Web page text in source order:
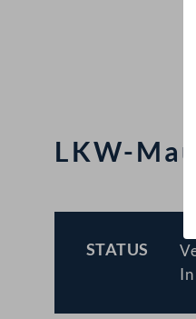
LKW-
STATUS